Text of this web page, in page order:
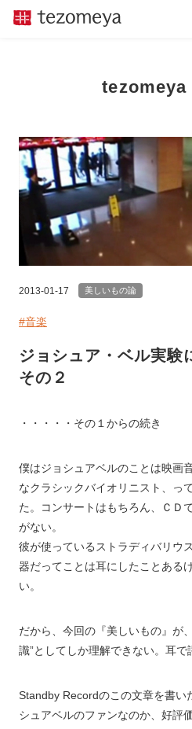
tezomeya
2013-01-17 美しいもの論
#音楽
ジョシュア・ベル実
その２
・・・・・その１からの続き
僕はジョシュアベルのことは映画
なクラシックバイオリニスト、っ
た。コンサートはもちろん、ＣＤ
がない。
彼が使っているストラディバリウ
器だってことは耳にしたことある
い。
だから、今回の『美しいもの』が
識”としてしか理解できない。耳で
Standby Recordのこの文章を書い
シュアベルのファンなのか、好評